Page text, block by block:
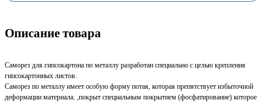
Описание товара
Саморез для гипсокартона по металлу разработан специально с целью крепления
гипсокартонных листов.
Саморез по металлу имеет особую форму потая, которая препятствует избыточной
деформации материала. ,покрыт специальным покрытием (фосфатирование) которое